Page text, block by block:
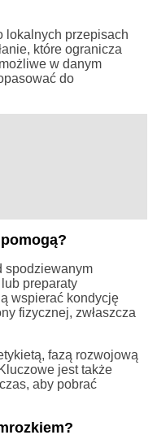
lokalnych przepisach
które ogranicza
w danym
do
spodziewanym
preparaty
wspierać kondycję
fizycznej, zwłaszcza
fazą rozwojową
jest także
aby pobrać